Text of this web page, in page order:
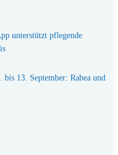
unterstützt pflegende
13. September: Rabea und